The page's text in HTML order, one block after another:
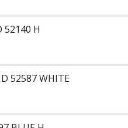
52140 H
52587 WHITE